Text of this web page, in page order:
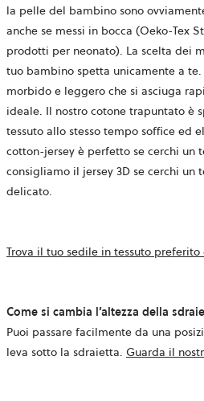
la pelle del bambino sono
anche se messi in bocca (Oeko-Tex
prodotti per neonato). La scelta dei
tuo bambino spetta unicamente a
morbido e leggero che si asciuga
ideale. Il nostro cotone trapuntato è
tessuto allo stesso tempo soffice ed
cotton-jersey è perfetto se cerchi un
consigliamo il jersey 3D se cerchi un
delicato.
Trova il tuo sedile in tessuto preferito
Come si cambia l’altezza della
Puoi passare facilmente da una
leva sotto la sdraietta. Guarda il